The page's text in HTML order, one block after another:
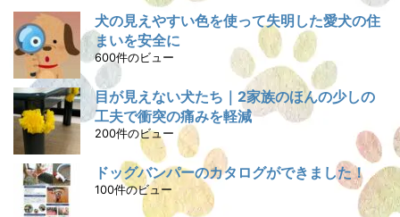
犬の見えやすい色を使って失明した愛犬の住
まいを安全に
600件のビュー
目が見えない犬たち｜2家族のほんの少しの
工夫で衝突の痛みを軽減
200件のビュー
ドッグバンパーのカタログができました！
100件のビュー